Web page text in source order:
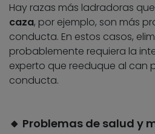
Hay razas más ladradoras
caza, por ejemplo, son más
conducta. En estos casos,
probablemente requiera la
experto que reeduque al can
conducta.
🔸 Problemas de salud y